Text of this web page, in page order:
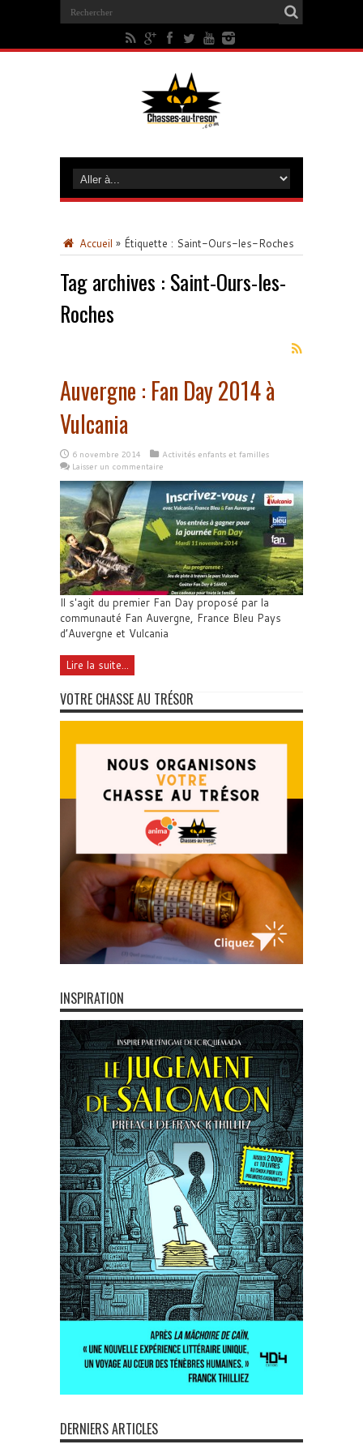
Accueil » Étiquette : Saint-Ours-les-Roches
Tag archives : Saint-Ours-les-
Roches
Auvergne : Fan Day 2014 à
Vulcania
6 novembre 2014
Activités enfants et familles
Laisser un commentaire
Il s'agit du premier Fan Day proposé par la
communauté Fan Auvergne, France Bleu Pays
d’Auvergne et Vulcania
Lire la suite...
VOTRE CHASSE AU TRÉSOR
INSPIRATION
DERNIERS ARTICLES